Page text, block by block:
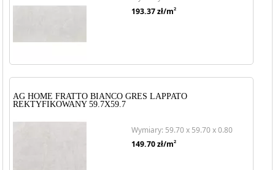
193.37zł/m2
AG HOME FRATTO BIANCO GRES LAPPATO
REKTYFIKOWANY 59.7X59.7
Wymiary: 59.70 x 59.70 x 0.80
149.70zł/m2